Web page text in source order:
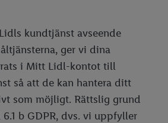
kundtjänst avseende
ger vi dina
i Mitt Lidl-kontot till
så att de kan hantera ditt
som möjligt. Rättslig grund
b GDPR, dvs. vi uppfyller